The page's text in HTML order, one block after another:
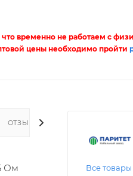
временно не работаем с
цены необходимо пройти
ОТЗЫВЫ
Ом
Все